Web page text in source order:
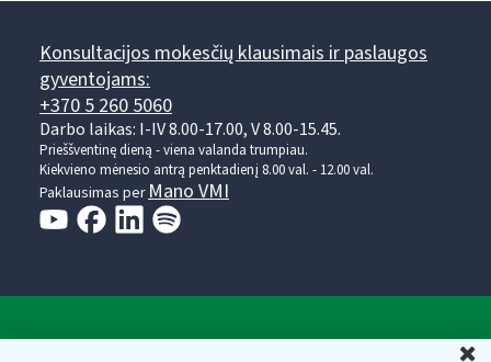
Konsultacijos mokesčių klausimais ir paslaugos
gyventojams:
+370 5 260 5060
Darbo laikas: I-IV 8.00-17.00, V 8.00-15.45.
Prieššventinę dieną - viena valanda trumpiau.
Kiekvieno mėnesio antrą penktadienį 8.00 val. - 12.00 val.
Paklausimas per Mano VMI